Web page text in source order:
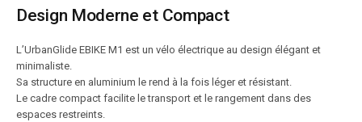
Design Moderne et Compact
L’UrbanGlide EBIKE M1 est un vélo électrique au design élégant et
minimaliste.
Sa structure en aluminium le rend à la fois léger et résistant.
Le cadre compact facilite le transport et le rangement dans des
espaces restreints.